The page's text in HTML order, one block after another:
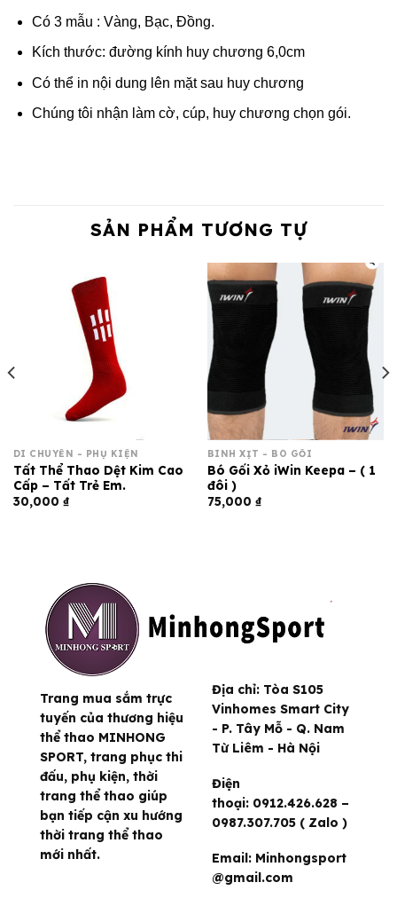
Có 3 mẫu : Vàng, Bạc, Đồng.
Kích thước: đường kính huy chương 6,0cm
Có thể in nội dung lên mặt sau huy chương
Chúng tôi nhận làm cờ, cúp, huy chương chọn gói.
SẢN PHẨM TƯƠNG TỰ
DI CHUYỂN - PHỤ KIỆN
Tất Thể Thao Dệt Kim Cao
Cấp – Tất Trẻ Em.
30,000 ₫
BÌNH XỊT - BÓ GỐI
Bó Gối Xỏ iWin Keepa – ( 1
đôi )
75,000 ₫
Trang mua sắm trực
tuyến của thương hiệu
thể thao MINHONG
SPORT, trang phục thi
đấu, phụ kiện, thời
trang thể thao giúp
bạn tiếp cận xu hướng
thời trang thể thao
mới nhất.
Địa chỉ: Tòa S105
Vinhomes Smart City
- P. Tây Mỗ - Q. Nam
Từ Liêm - Hà Nội
Điện
thoại: 0912.426.628 –
0987.307.705 ( Zalo )
Email: Minhongsport
@gmail.com